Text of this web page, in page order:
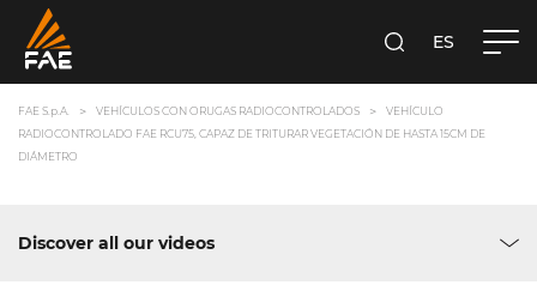
BUSCAES
FAE S.p.A. VEHÍCULOS CON ORUGAS RADIOCONTROLADOS
VEHÍCULO
RADIOCONTROLADO FAE RCU75, CAPAZ DE TRITURAR VEGETACIÓN DE HASTA 15CM DE
DIÁMETRO
Discover all our videos